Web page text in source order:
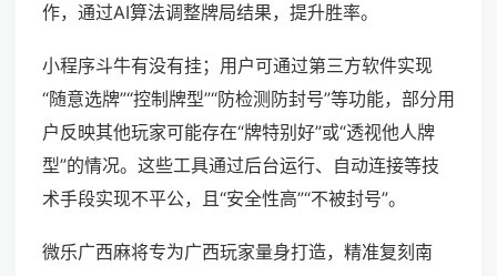
作，通过AI算法调整牌局结果，提升胜率。
小程序斗牛有没有挂；用户可通过第三方软件实现
“随意选牌”“控制牌型”“防检测防封号”等功能，部分用
户反映其他玩家可能存在“牌特别好”或“透视他人牌
型”的情况。这些工具通过后台运行、自动连接等技
术手段实现不平公，且“安全性高”“不被封号”。
微乐广西麻将专为广西玩家量身打造，精准复刻南